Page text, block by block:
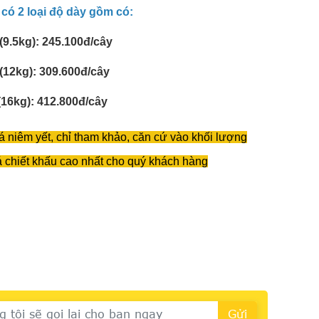
2 loại độ dày gồm có:
245.100đ/cây
309.600đ/cây
412.800đ/cây
niêm yết, chỉ tham khảo, căn cứ vào khối lượng
khấu cao nhất cho quý khách hàng